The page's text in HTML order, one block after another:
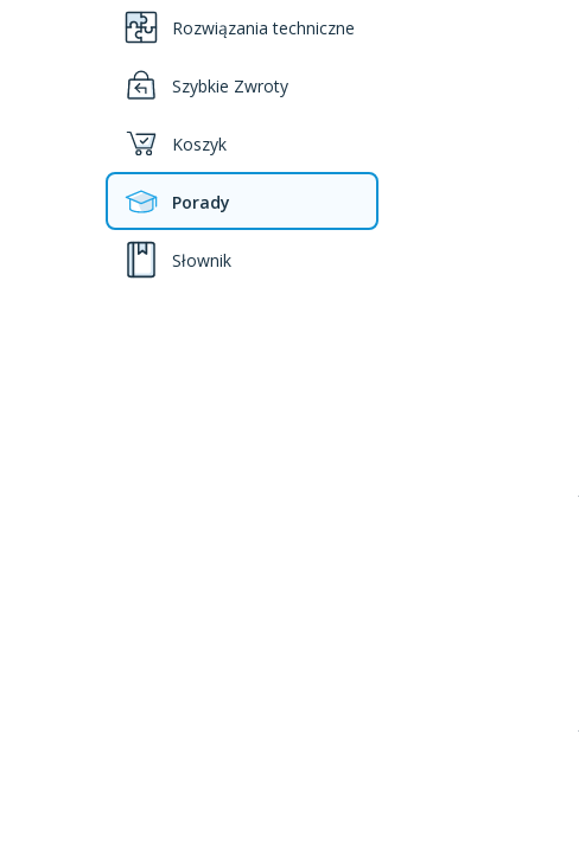
Rozwiązania techniczne
Szybkie Zwroty
Koszyk
Porady
Słownik